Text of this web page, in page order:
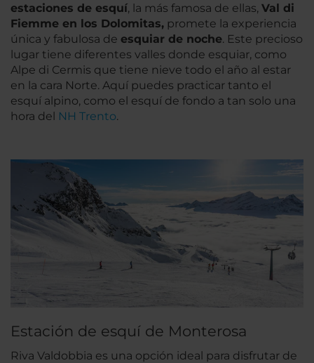
estaciones de esquí, la más famosa de ellas, Val di
Fiemme en los Dolomitas, promete la experiencia
única y fabulosa de esquiar de noche. Este precioso
lugar tiene diferentes valles donde esquiar, como
Alpe di Cermis que tiene nieve todo el año al estar
en la cara Norte. Aquí puedes practicar tanto el
esquí alpino, como el esquí de fondo a tan solo una
hora del NH Trento.
Estación de esquí de Monterosa
Riva Valdobbia es una opción ideal para disfrutar de